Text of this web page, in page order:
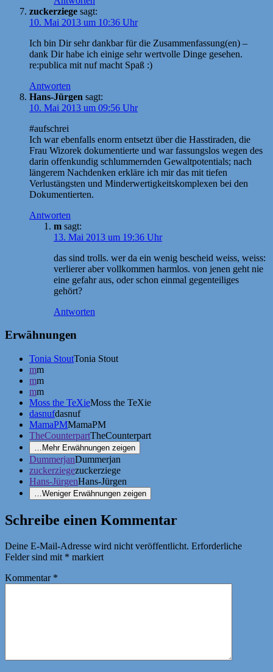
zuckerziege sagt:
10. Mai 2013 um 10:36 Uhr
Ich bin Dir sehr dankbar für die Zusammenfassung(en) –
dank Dir habe ich einige sehr wertvolle Dinge gesehen.
re:publica mit nuf macht Spaß :)
Antworten
Hans-Jürgen sagt:
10. Mai 2013 um 09:56 Uhr
#aufschrei
Ich war ebenfalls enorm entsetzt über die Hasstiraden, die
Frau Wizorek dokumentierte und war fassungslos wegen des
darin offenkundig schlummernden Gewaltpotentials; nach
längerem Nachdenken erkläre ich mir das mit tiefen
Verlustängsten und Minderwertigkeitskomplexen bei den
Dokumentierten.
Antworten
m sagt:
13. Mai 2013 um 19:36 Uhr
das sind trolls. wer da ein wenig bescheid weiss, weiss:
verlierer aber vollkommen harmlos. von jenen geht nie
eine gefahr aus, oder schon einmal gegenteiliges
gehört?
Antworten
Erwähnungen
Tonia StoutTonia Stout
mm
mm
mm
Moss the TeXieMoss the TeXie
dasnufdasnuf
MamaPMMamaPM
TheCounterpartTheCounterpart
… Mehr Erwähnungen zeigen
DummerjanDummerjan
zuckerziegezuckerziege
Hans-JürgenHans-Jürgen
…Weniger Erwähnungen zeigen
Schreibe einen Kommentar
Deine E-Mail-Adresse wird nicht veröffentlicht. Erforderliche
Felder sind mit * markiert
Kommentar *